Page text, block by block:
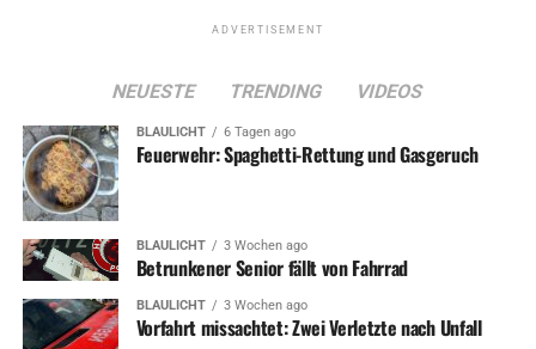
ADVERTISEMENT
NEUESTE TRENDING VIDEOS
BLAULICHT 6 Tagen ago
Feuerwehr: Spaghetti-Rettung und Gasgeruch
BLAULICHT 3 Wochen ago
Betrunkener Senior fällt von Fahrrad
BLAULICHT 3 Wochen ago
Vorfahrt missachtet: Zwei Verletzte nach Unfall